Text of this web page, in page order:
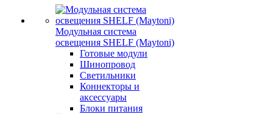
Модульная система
освещения SHELF (Maytoni)
Готовые модули
Шинопровод
Светильники
Коннекторы и
аксессуары
Блоки питания